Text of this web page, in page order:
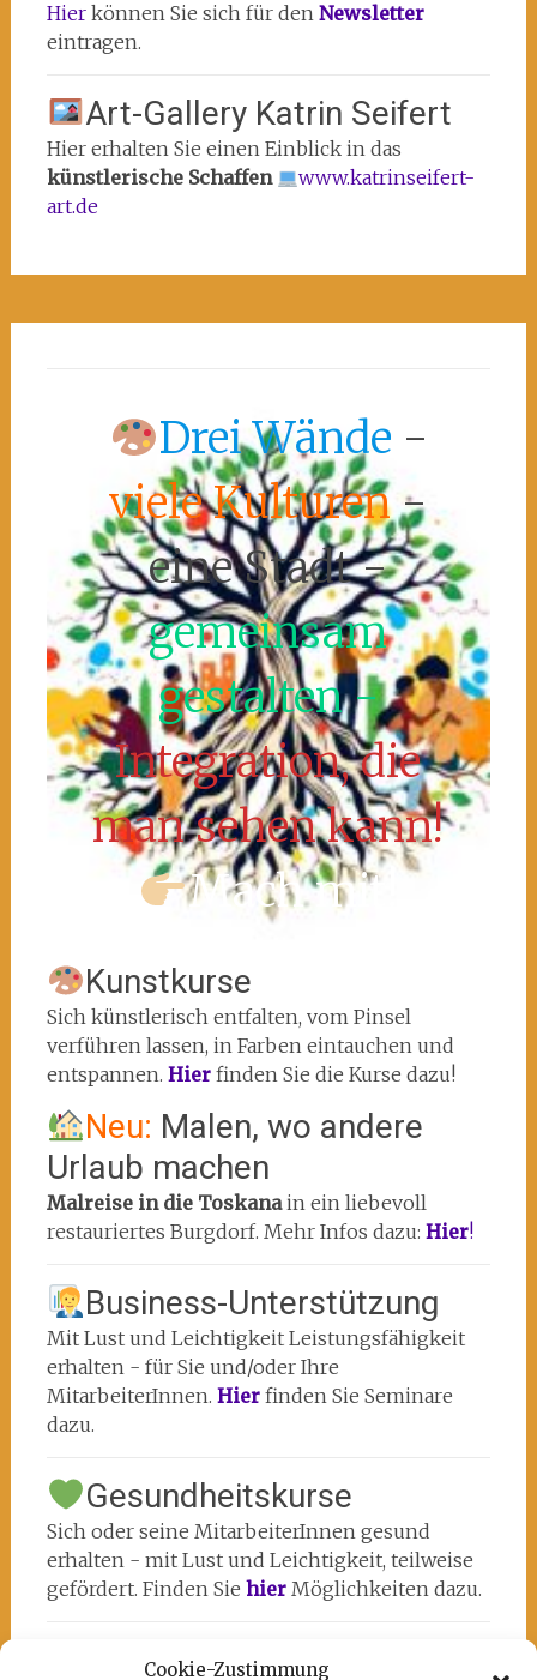
Cookie-Zustimmung
Hierkönnen Sie sich für den Newsletter
eintragen.
Art-Gallery Katrin Seifert
Hier erhalten Sie einen Einblick in das
künstlerische Schaffen
www.katrinseifert-
art.de
Drei Wände -
viele Kulturen-
eine Stadt -
gemeinsam
gestalten -
Integration, die
man sehen kann!
Mach mit!
Kunstkurse
Sich künstlerisch entfalten, vom Pinsel
verführen lassen, in Farben eintauchen und
entspannen. Hier finden Sie die Kurse dazu!
Neu: Malen, wo andere
Urlaub machen
Malreise in die Toskanain ein liebevoll
restauriertes Burgdorf. Mehr Infos dazu: Hier!
Business-Unterstützung
Mit Lust und Leichtigkeit Leistungsfähigkeit
erhalten - für Sie und/oder Ihre
MitarbeiterInnen. Hier finden Sie Seminare
dazu.
Gesundheitskurse
Sich oder seine MitarbeiterInnen gesund
erhalten - mit Lust und Leichtigkeit, teilweise
gefördert. Finden Sie hier Möglichkeiten dazu.